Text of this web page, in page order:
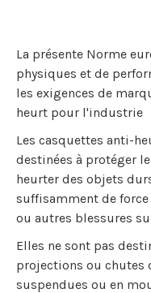
La présente Norme
physiques et de
les exigences de
heurt pour l'industrie
Les casquettes anti-
destinées à protéger
heurter des objets
suffisamment de
ou autres blessures
Elles ne sont pas
projections ou chutes
suspendues ou en